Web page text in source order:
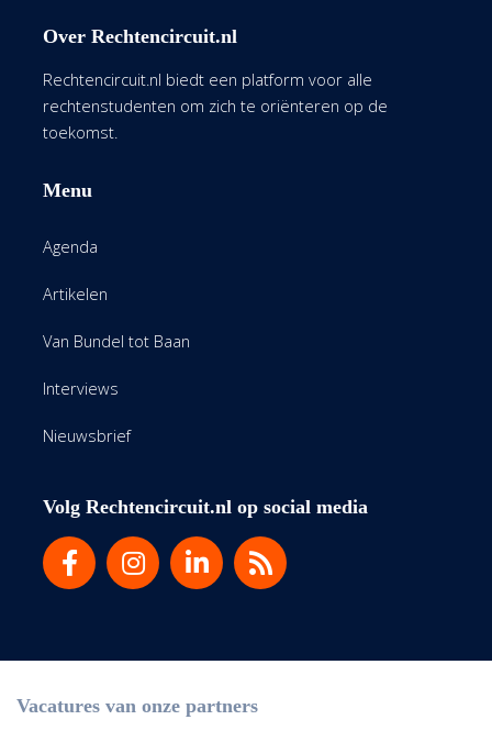
Over Rechtencircuit.nl
Rechtencircuit.nl biedt een platform voor alle
rechtenstudenten om zich te oriënteren op de
toekomst.
Menu
Agenda
Artikelen
Van Bundel tot Baan
Interviews
Nieuwsbrief
Volg Rechtencircuit.nl op social media
Vacatures van onze partners